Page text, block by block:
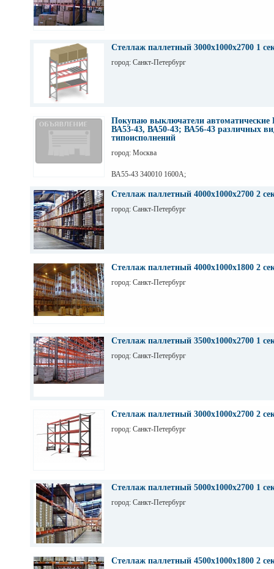
Стеллаж паллетный 3000х1000х2700 1
город: Санкт-Петербург
Покупаю выключатели автоматические
ВА53-43, ВА50-43; ВА56-43 различных
типоисполнений
город: Москва
ВА55-43 340010 1600А;
ВА55-43 341830 1600А;
ВА55-43 341850 1600А;
ВА56-43
Стеллаж паллетный 4000х1000х2700 2
город: Санкт-Петербург
Стеллаж паллетный 4000х1000х1800 2
город: Санкт-Петербург
Стеллаж паллетный 3500х1000х2700 1
город: Санкт-Петербург
Стеллаж паллетный 3000х1000х2700 2
город: Санкт-Петербург
Стеллаж паллетный 5000х1000х2700 1
город: Санкт-Петербург
Стеллаж паллетный 4500х1000х1800 2